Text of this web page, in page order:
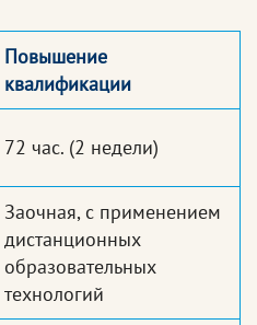
Повышение
квалификации
72 час. (2 недели)
Заочная, с применением
дистанционных
образовательных
технологий